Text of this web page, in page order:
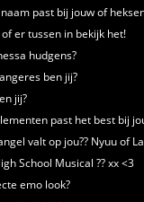
past bij jouw of
er tussen in bekijk het!
hudgens?
ben jij?
jij?
past het best bij
valt op jou?? Nyuu of
School Musical ?? xx <3
emo look?